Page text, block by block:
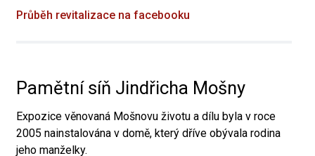
Průběh revitalizace na facebooku
Pamětní síň Jindřicha Mošny
Expozice věnovaná Mošnovu životu a dílu byla v roce
2005 nainstalována v domě, který dříve obývala rodina
jeho manželky.